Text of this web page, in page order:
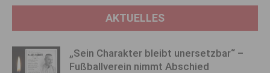
AKTUELLES
„Sein Charakter bleibt unersetzbar“ –
Fußballverein nimmt Abschied